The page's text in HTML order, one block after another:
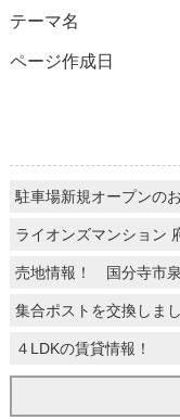
テーマ名
ページ作成日
駐車場新規オープンの
ライオンズマンション
売地情報！ 国分寺市
集合ポストを交換しまし
４LDKの賃貸情報！